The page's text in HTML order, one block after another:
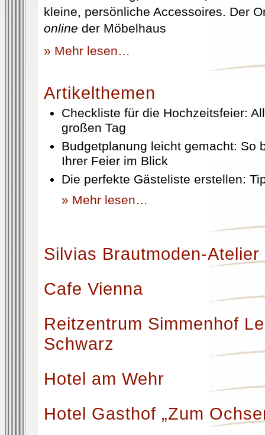
kleine, persönliche Accessoires. Der
online der Möbelhaus
» Mehr lesen…
Artikelthemen
Checkliste für die Hochzeitsfeier:
großen Tag
Budgetplanung leicht gemacht: So
Ihrer Feier im Blick
Die perfekte Gästeliste erstellen:
» Mehr lesen…
Silvias Brautmoden-Atelier
Cafe Vienna
Reitzentrum Simmenhof
Schwarz
Hotel am Wehr
Hotel Gasthof „Zum